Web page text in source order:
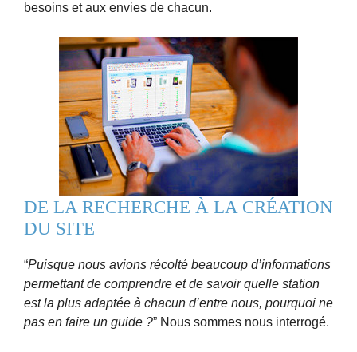
besoins et aux envies de chacun.
DE LA RECHERCHE À LA CRÉATION
DU SITE
“Puisque nous avions récolté beaucoup d’informations
permettant de comprendre et de savoir quelle station
est la plus adaptée à chacun d’entre nous, pourquoi ne
pas en faire un guide ?” Nous sommes nous interrogé.